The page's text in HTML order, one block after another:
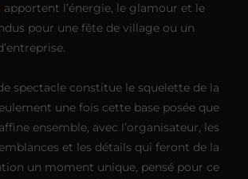
apportent l’énergie, le glamour et le
pour une fête de village ou un
spectacle constitue le squelette de la
une fois cette base posée que
ensemble, avec l’organisateur, les
et les détails qui feront de la
un moment unique, pensé pour ce